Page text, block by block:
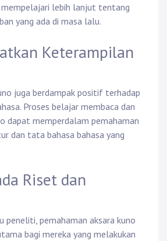
lebih lanjut tentang
yang ada di masa lalu.
Keterampilan
juga berdampak positif terhadap
Proses belajar membaca dan
dapat memperdalam pemahaman
dan tata bahasa bahasa yang
Riset dan
peneliti, pemahaman aksara kuno
bagi mereka yang melakukan